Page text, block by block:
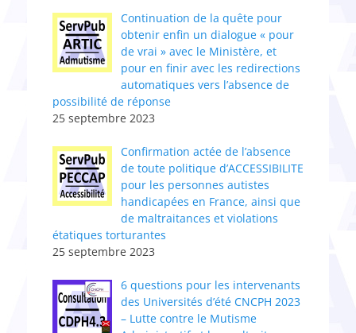
Continuation de la quête pour
obtenir enfin un dialogue « pour
de vrai » avec le Ministère, et
pour en finir avec les redirections
automatiques vers l’absence de
possibilité de réponse
25 septembre 2023
Confirmation actée de l’absence
de toute politique d’ACCESSIBILITE
pour les personnes autistes
handicapées en France, ainsi que
de maltraitances et violations
étatiques torturantes
25 septembre 2023
6 questions pour les intervenants
des Universités d’été CNCPH 2023
– Lutte contre le Mutisme